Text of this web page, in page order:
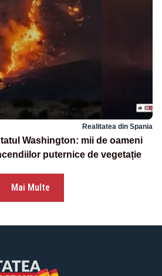
Realitatea din Spania
Washington: mii de oameni
puternice de vegetație
Mai Multe